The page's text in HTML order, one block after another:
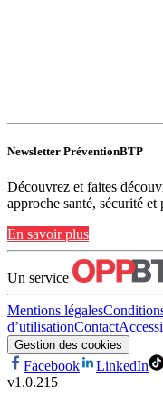
Newsletter PréventionBTP
Découvrez et faites
approche santé, sécurité et
En savoir plus
Un service
Mentions légales
d’utilisationContact
Gestion des cookies
Facebook LinkedIn
v1.0.215